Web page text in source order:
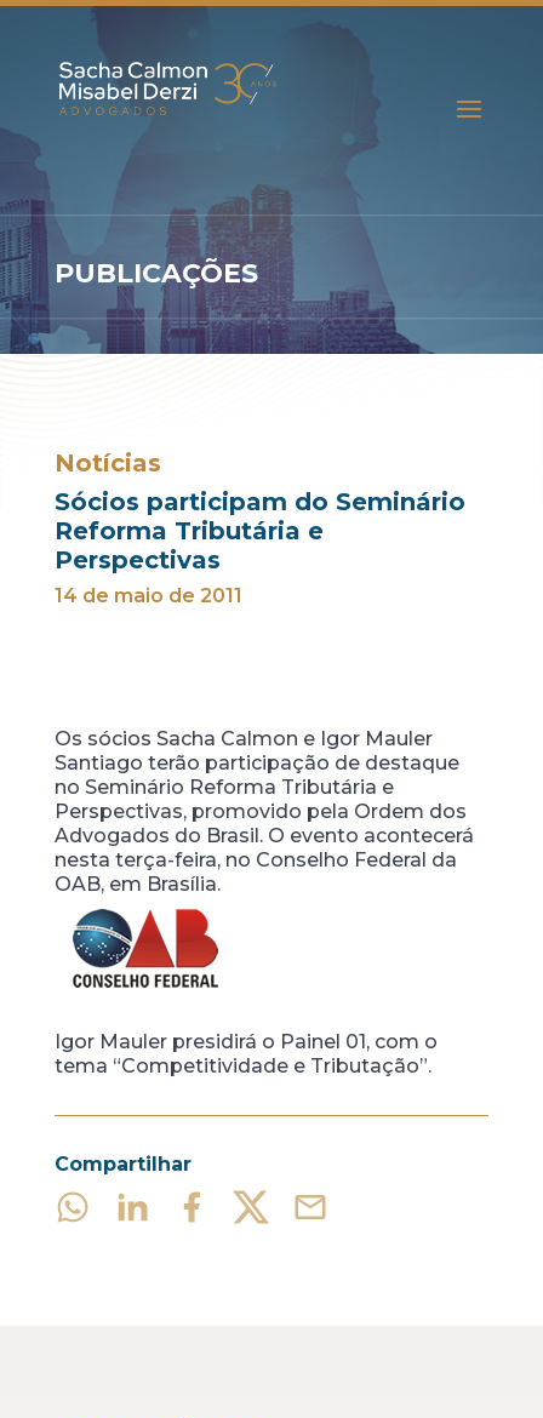
PUBLICAÇÕES
Notícias
Sócios participam do Seminário
Reforma Tributária e
Perspectivas
14 de maio de 2011
Os sócios Sacha Calmon e Igor Mauler
Santiago terão participação de destaque
no Seminário Reforma Tributária e
Perspectivas, promovido pela Ordem dos
Advogados do Brasil. O evento acontecerá
nesta terça-feira, no Conselho Federal da
OAB, em Brasília.
Igor Mauler presidirá o Painel 01, com o
tema “Competitividade e Tributação”.
Compartilhar